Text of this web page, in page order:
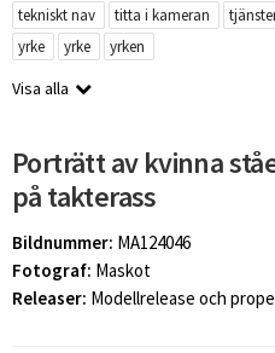
tekniskt nav
titta i kameran
yrke
yrke yrken
Visa alla
Porträtt av kvinna
på takterass
Bildnummer: MA124046
Fotograf: Maskot
Releaser: Modellrelease och